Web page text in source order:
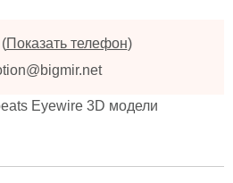
(Показать телефон)
Eyewire 3D модели